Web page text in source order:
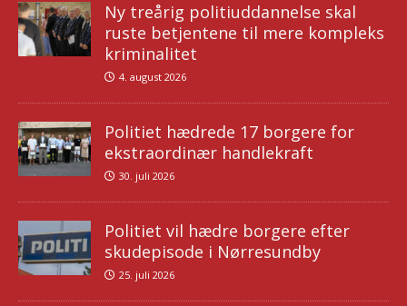
Ny treårig politiuddannelse skal
ruste betjentene til mere kompleks
kriminalitet
4. august 2026
Politiet hædrede 17 borgere for
ekstraordinær handlekraft
30. juli 2026
Politiet vil hædre borgere efter
skudepisode i Nørresundby
25. juli 2026